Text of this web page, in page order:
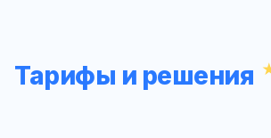
Тарифы и решения